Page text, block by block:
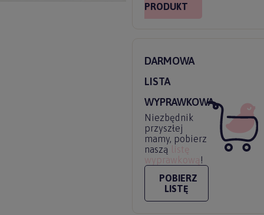
PRODUKT
DARMOWA
LISTA
WYPRAWKOWA
Niezbędnik
przyszłej
mamy, pobierz
naszą
listę
wyprawkową !
POBIERZ
LISTĘ